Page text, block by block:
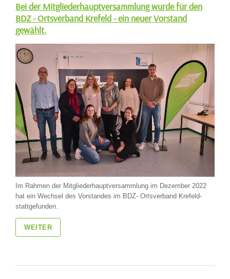
Bei der Mitgliederhauptversammlung wurde für den
BDZ - Ortsverband Krefeld - ein neuer Vorstand
gewählt.
Im Rahmen der Mitgliederhauptversammlung im Dezember 2022
hat ein Wechsel des Vorstandes im BDZ- Ortsverband Krefeld-
stattgefunden.
WEITER